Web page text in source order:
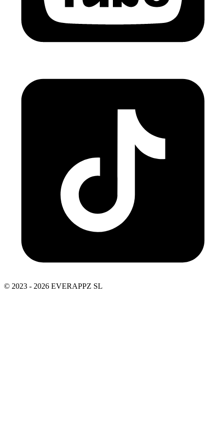
© 2023 - 2026 EVERAPPZ SL